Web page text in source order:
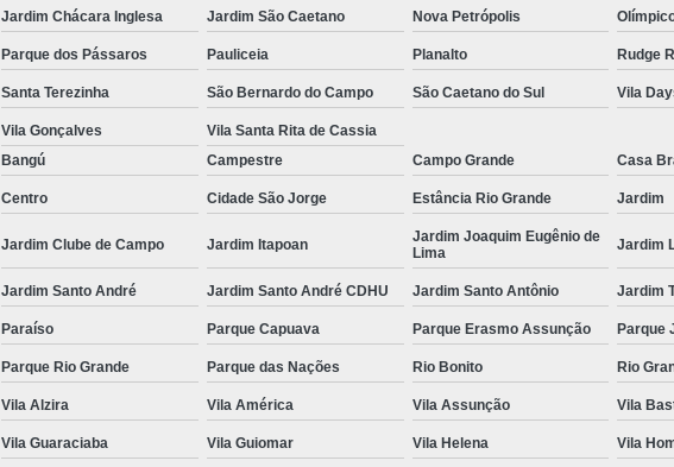
Fechamento de Vidro
Espelho de Parede
Espelho para Sala
Espelho São
Espelho
Espelho de
Espelho
Espelho Moderno
Espelho
Espelho de
Espelho Decorativo
Jardim Chácara Inglesa Jardim São Caetano Nova Petrópolis
Parque dos Pássaros Pauliceia Planalto Rudge
Santa Terezinha São Bernardo do Campo São Caetano do Sul Vila
Vila Gonçalves
Vila Santa Rita de Cassia
Bangú Campestre Campo Grande Casa
Centro Cidade São Jorge Estância Rio Grande Jardim
Jardim Clube de Campo Jardim Itapoan
Jardim Joaquim Eugênio de
Lima
Jardim
Jardim Santo André Jardim Santo André CDHU Jardim Santo Antônio Jardim
Paraíso Parque Capuava Parque Erasmo Assunção Parque
Parque Rio Grande Parque das Nações Rio Bonito Rio
Vila Alzira Vila América Vila Assunção Vila
Vila Guaraciaba Vila Guiomar Vila Helena Vila